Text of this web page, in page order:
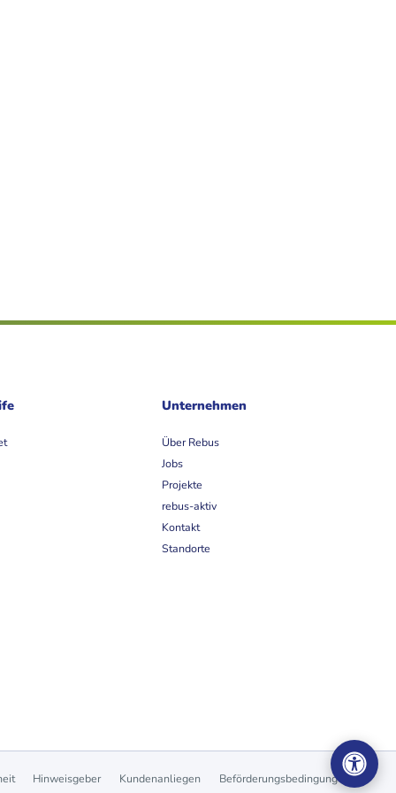
Unternehmen
Über Rebus
Jobs
Projekte
rebus-aktiv
Kontakt
Standorte
Hinweisgeber Kundenanliegen Beförderungsbedingungen